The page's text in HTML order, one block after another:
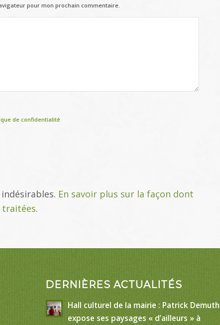
pour mon prochain commentaire.
de confidentialité
En savoir plus sur la façon dont
traitées.
DERNIÈRES ACTUALITÉS
Hall culturel de la mairie : Patrick Demuth
expose ses paysages « d’ailleurs » à